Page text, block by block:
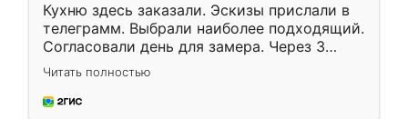
Кухню здесь заказали. Эскизы прислали в
телеграмм. Выбрали наиболее подходящий.
Согласовали день для замера. Через 3
недели кухня была уже готова. Остались
довольны работой. Спасибо Ренессанс
мебель за качественную работу!
Читать полностью